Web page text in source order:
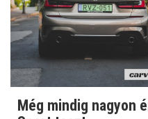
Még mindig nagyon